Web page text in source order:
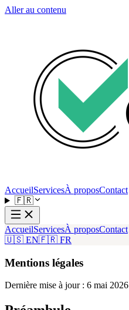
Aller au contenu
AccueilServicesÀ proposContact
🇫🇷
AccueilServicesÀ proposContact
🇺🇸 EN🇫🇷 FR
Mentions légales
Dernière mise à jour : 6 mai 2026